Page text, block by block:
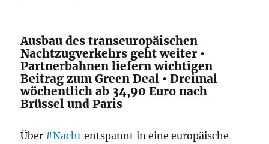
Ausbau des transeuropäischen
Nachtzugverkehrs geht weiter •
Partnerbahnen liefern wichtigen
Beitrag zum Green Deal • Dreimal
wöchentlich ab 34,90 Euro nach
Brüssel und Paris
Über #Nacht entspannt in eine europäische